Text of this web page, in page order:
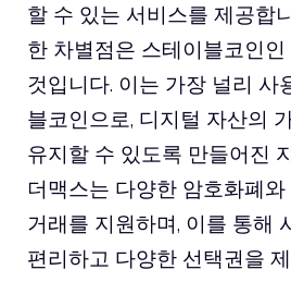
할 수 있는 서비스를 제공합
한 차별점은 스테이블코인
것입니다. 이는 가장 널리 사
블코인으로, 디지털 자산의
유지할 수 있도록 만들어진
더맥스는 다양한 암호화폐
거래를 지원하며, 이를 통해
편리하고 다양한 선택권을